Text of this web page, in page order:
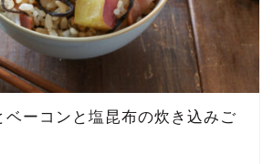
ベーコンと塩昆布の炊き込みご